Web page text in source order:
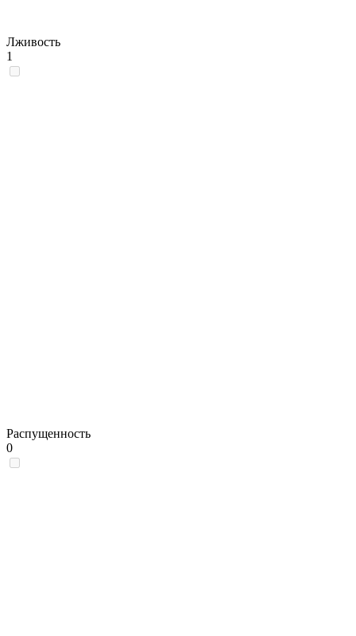
Лживость
1
Распущенность
0